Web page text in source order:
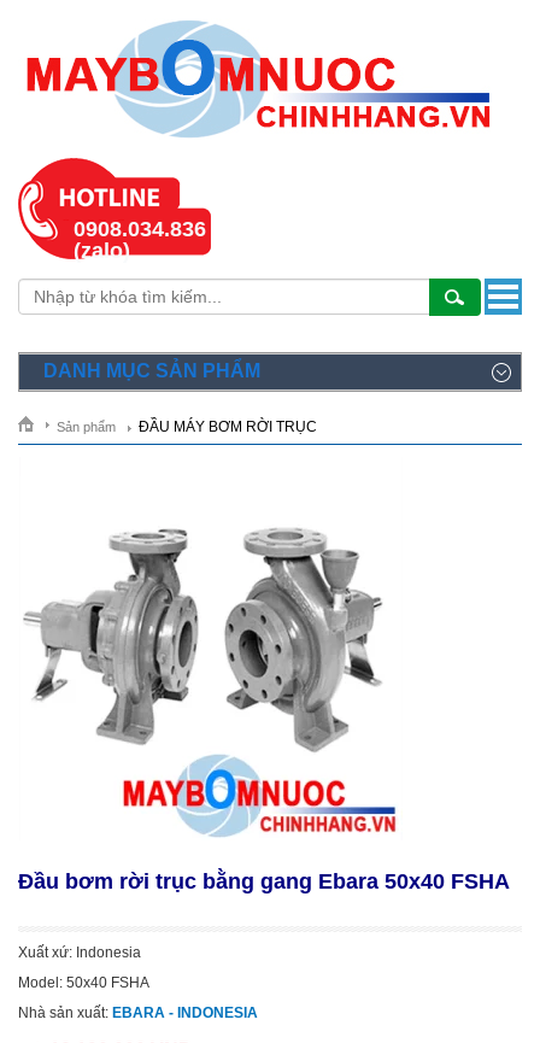
0908.034.836
(zalo)
DANH MỤC SẢN PHẨM
Sản phẩm ĐẦU MÁY BƠM RỜI TRỤC
Đầu bơm rời trục bằng gang Ebara 50x40 FSHA
Xuất xứ: Indonesia
Model: 50x40 FSHA
Nhà sản xuất: EBARA - INDONESIA